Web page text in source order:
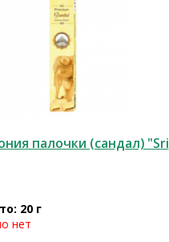
палочки (сандал) "Sri
20 г
нет